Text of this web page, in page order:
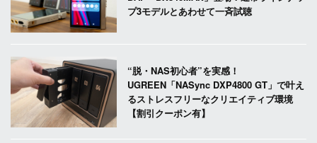
プ3モデルとあわせて一斉試聴
“脱・NAS初心者”を実感！
UGREEN「NASync DXP4800 GT」で叶え
るストレスフリーなクリエイティブ環境
【割引クーポン有】